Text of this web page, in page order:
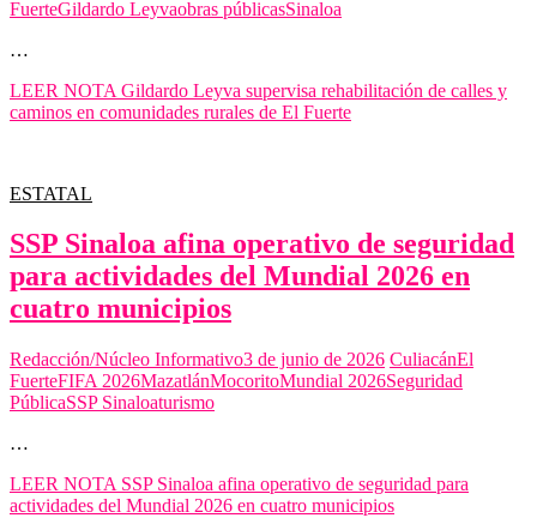
FuerteGildardo Leyvaobras públicasSinaloa
…
LEER NOTA Gildardo Leyva supervisa rehabilitación de calles y
caminos en comunidades rurales de El Fuerte
ESTATAL
SSP Sinaloa afina operativo de seguridad
para actividades del Mundial 2026 en
cuatro municipios
Redacción/Núcleo Informativo3 de junio de 2026 CuliacánEl
FuerteFIFA 2026MazatlánMocoritoMundial 2026Seguridad
PúblicaSSP Sinaloaturismo
…
LEER NOTA SSP Sinaloa afina operativo de seguridad para
actividades del Mundial 2026 en cuatro municipios